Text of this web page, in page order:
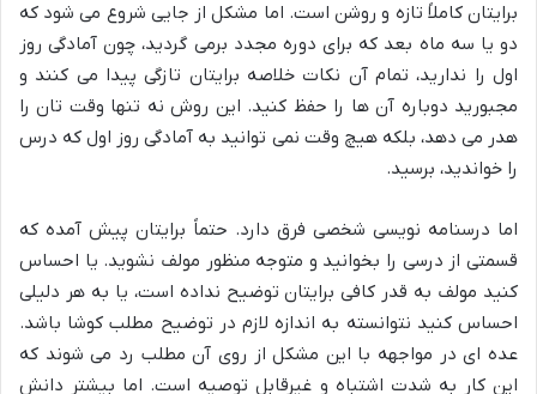
برایتان کاملاً تازه و روشن است. اما مشکل از جایی شروع می شود که
دو یا سه ماه بعد که برای دوره مجدد برمی گردید، چون آمادگی روز
اول را ندارید، تمام آن نکات خلاصه برایتان تازگی پیدا می کنند و
مجبورید دوباره آن ها را حفظ کنید. این روش نه تنها وقت تان را
هدر می دهد، بلکه هیچ وقت نمی توانید به آمادگی روز اول که درس
را خواندید، برسید.
اما درسنامه نویسی شخصی فرق دارد. حتماً برایتان پیش آمده که
قسمتی از درسی را بخوانید و متوجه منظور مولف نشوید. یا احساس
کنید مولف به قدر کافی برایتان توضیح نداده است، یا به هر دلیلی
احساس کنید نتوانسته به اندازه لازم در توضیح مطلب کوشا باشد.
عده ای در مواجهه با این مشکل از روی آن مطلب رد می شوند که
این کار به شدت اشتباه و غیرقابل توصیه است. اما بیشتر دانش